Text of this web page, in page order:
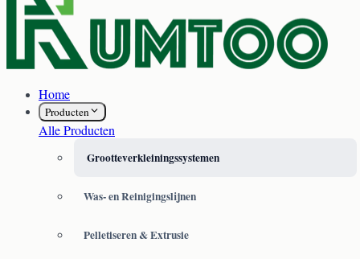
Home
Producten
Alle Producten
Grootteverkleiningssystemen
Was- en Reinigingslijnen
Pelletiseren & Extrusie